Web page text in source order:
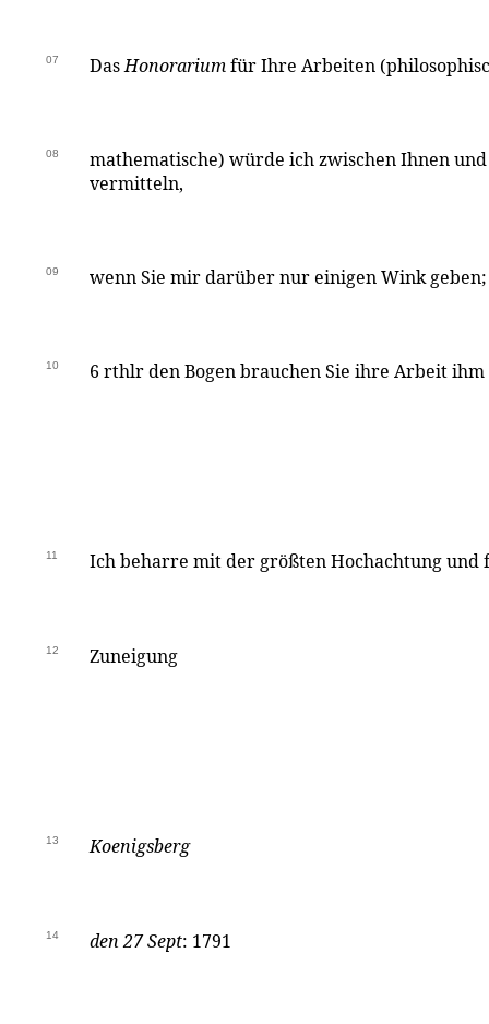
07 DasHonorariumfür Ihre Arbeiten
08
mathematische) würde ich zwischen Ihnen
vermitteln,
09 wenn Sie mir darüber nur einigen Wink
10 6 rthlr den Bogen brauchen Sie ihre Arbeit ihm
11 Ich beharre mit der größten Hochachtung
12 Zuneigung
13 Koenigsberg
14 den 27 Sept: 1791